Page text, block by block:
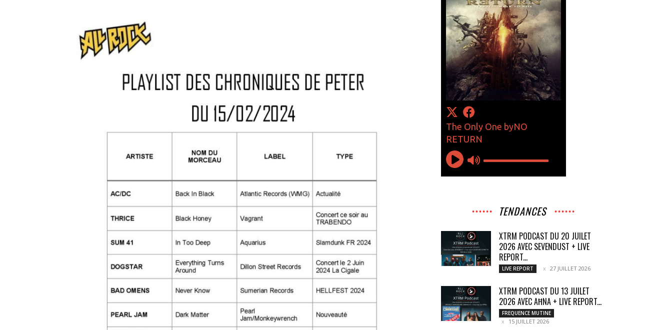
TENDANCES
XTRM PODCAST DU 20 JUILET
2026 AVEC SEVENDUST + LIVE
REPORT...
LIVE REPORT 27 JUILLET 2026
XTRM PODCAST DU 13 JUILET
2026 AVEC AĦNA + LIVE REPORT...
FREQUENCE MUTINE
15 JUILLET 2026